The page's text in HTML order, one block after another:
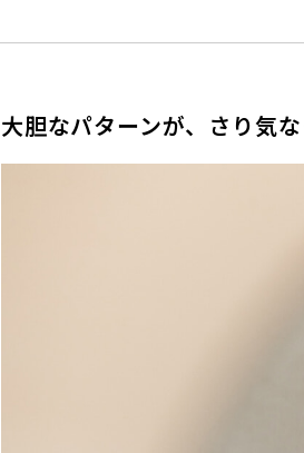
大胆なパターンが、さり気